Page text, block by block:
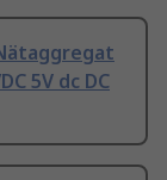
5V dc DC